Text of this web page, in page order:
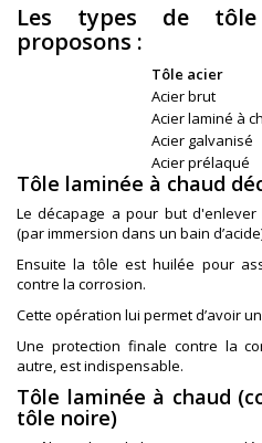
Les types de
proposons :
Tôle acier
Acier brut
Acier laminé à
Acier galvanisé
Acier prélaqué
Tôle laminée à chaud
Le décapage a pour but
(par immersion dans un bain
Ensuite la tôle est huilée pour
contre la corrosion.
Cette opération lui permet d’avoir
Une protection finale contre la
autre, est indispensable.
Tôle laminée à chaud
tôle noire)